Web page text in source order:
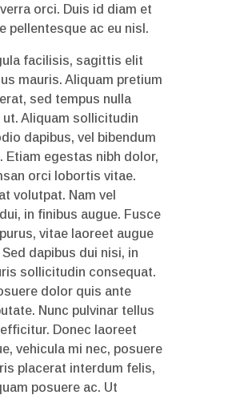
orci. Duis id diam et
pellentesque ac eu nisl.
facilisis, sagittis elit
mauris. Aliquam pretium
sed tempus nulla
Aliquam sollicitudin
dapibus, vel bibendum
Etiam egestas nibh dolor,
orci lobortis vitae.
volutpat. Nam vel
in finibus augue. Fusce
vitae laoreet augue
dapibus dui nisi, in
sollicitudin consequat.
dolor quis ante
Nunc pulvinar tellus
Donec laoreet
vehicula mi nec, posuere
placerat interdum felis,
posuere ac. Ut